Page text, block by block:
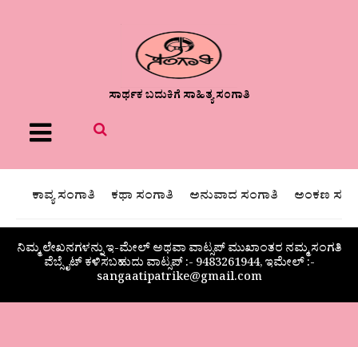
ಸಾರ್ಥಕ ಬದುಕಿಗೆ ಸಾಹಿತ್ಯ ಸಂಗಾತಿ
Menu
ಕಾವ್ಯ ಸಂಗಾತಿ ಕಥಾ ಸಂಗಾತಿ ಅನುವಾದ ಸಂಗಾತಿ ಅಂಕಣ
ನಿಮ್ಮ ಲೇಖನಗಳನ್ನು ಇ-ಮೇಲ್ ಅಥವಾ ವಾಟ್ಸಪ್ ಮುಖಾಂತರ ನಮ್ಮ ಸಂಗತಿ
ವೆಬ್ಸೈಟ್ ಕಳಿಸಬಹುದು ವಾಟ್ಸಪ್‌ :- 9483261944, ಇಮೇಲ್ :-
sangaatipatrike@gmail.com